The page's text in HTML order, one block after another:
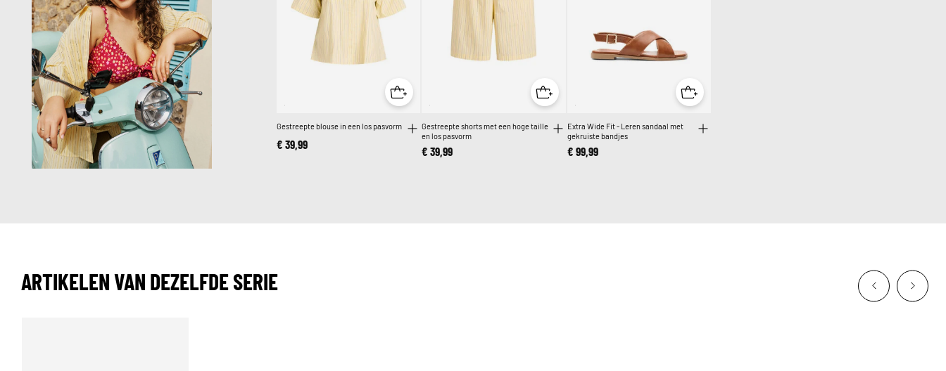
Gestreepte blouse in een los pasvorm
€ 39,99
Gestreepte shorts met een hoge taille
en los pasvorm
€ 39,99
Extra Wide Fit - Leren sandaal met
gekruiste bandjes
€ 99,99
ARTIKELEN VAN DEZELFDE SERIE